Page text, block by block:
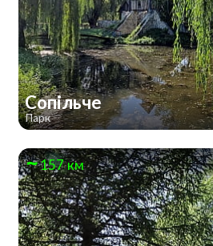
Сопільче
Парк
157 км